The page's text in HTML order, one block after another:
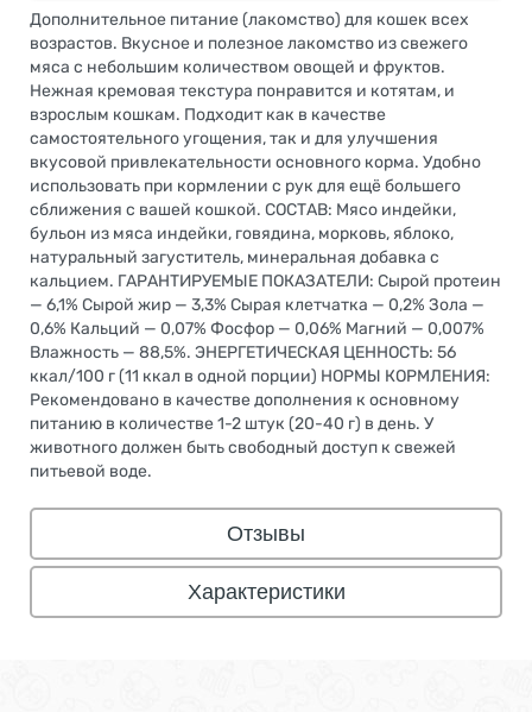
Дополнительное питание (лакомство) для кошек всех
возрастов. Вкусное и полезное лакомство из свежего
мяса с небольшим количеством овощей и фруктов.
Нежная кремовая текстура понравится и котятам, и
взрослым кошкам. Подходит как в качестве
самостоятельного угощения, так и для улучшения
вкусовой привлекательности основного корма. Удобно
использовать при кормлении с рук для ещё большего
сближения с вашей кошкой. СОСТАВ: Мясо индейки,
бульон из мяса индейки, говядина, морковь, яблоко,
натуральный загуститель, минеральная добавка с
кальцием. ГАРАНТИРУЕМЫЕ ПОКАЗАТЕЛИ: Сырой протеин
— 6,1% Сырой жир — 3,3% Сырая клетчатка — 0,2% Зола —
0,6% Кальций — 0,07% Фосфор — 0,06% Магний — 0,007%
Влажность — 88,5%. ЭНЕРГЕТИЧЕСКАЯ ЦЕННОСТЬ: 56
ккал/100 г (11 ккал в одной порции) НОРМЫ КОРМЛЕНИЯ:
Рекомендовано в качестве дополнения к основному
питанию в количестве 1-2 штук (20-40 г) в день. У
животного должен быть свободный доступ к свежей
питьевой воде.
Отзывы
Характеристики